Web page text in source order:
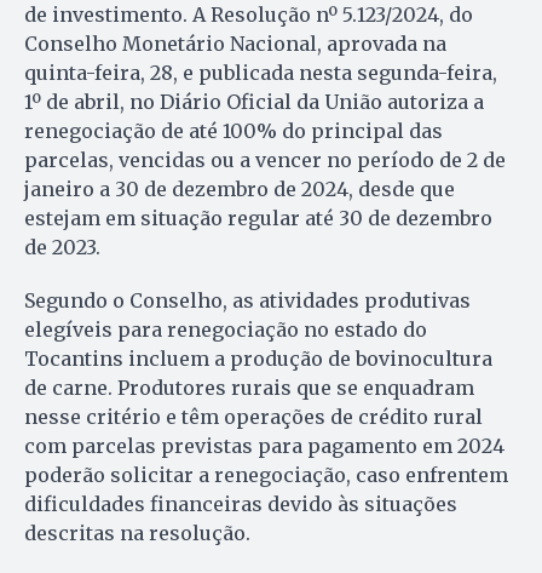
de investimento. A Resolução nº 5.123/2024, do
Conselho Monetário Nacional, aprovada na
quinta-feira, 28, e publicada nesta segunda-feira,
1º de abril, no Diário Oficial da União autoriza a
renegociação de até 100% do principal das
parcelas, vencidas ou a vencer no período de 2 de
janeiro a 30 de dezembro de 2024, desde que
estejam em situação regular até 30 de dezembro
de 2023.
Segundo o Conselho, as atividades produtivas
elegíveis para renegociação no estado do
Tocantins incluem a produção de bovinocultura
de carne. Produtores rurais que se enquadram
nesse critério e têm operações de crédito rural
com parcelas previstas para pagamento em 2024
poderão solicitar a renegociação, caso enfrentem
dificuldades financeiras devido às situações
descritas na resolução.